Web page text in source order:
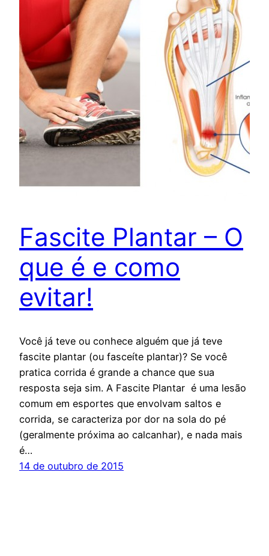
Fascite Plantar – O
que é e como
evitar!
Você já teve ou conhece alguém que já teve
fascite plantar (ou fasceíte plantar)? Se você
pratica corrida é grande a chance que sua
resposta seja sim. A Fascite Plantar é uma lesão
comum em esportes que envolvam saltos e
corrida, se caracteriza por dor na sola do pé
(geralmente próxima ao calcanhar), e nada mais
é…
14 de outubro de 2015